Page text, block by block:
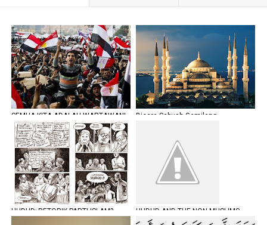
SEMUA KITA ADALAH WARTAWAN! Bicara Sebuah Gemilang
HUDUD; RETORIK PARTI ISLAM? HUDUD AND THE NON MUSLIMS